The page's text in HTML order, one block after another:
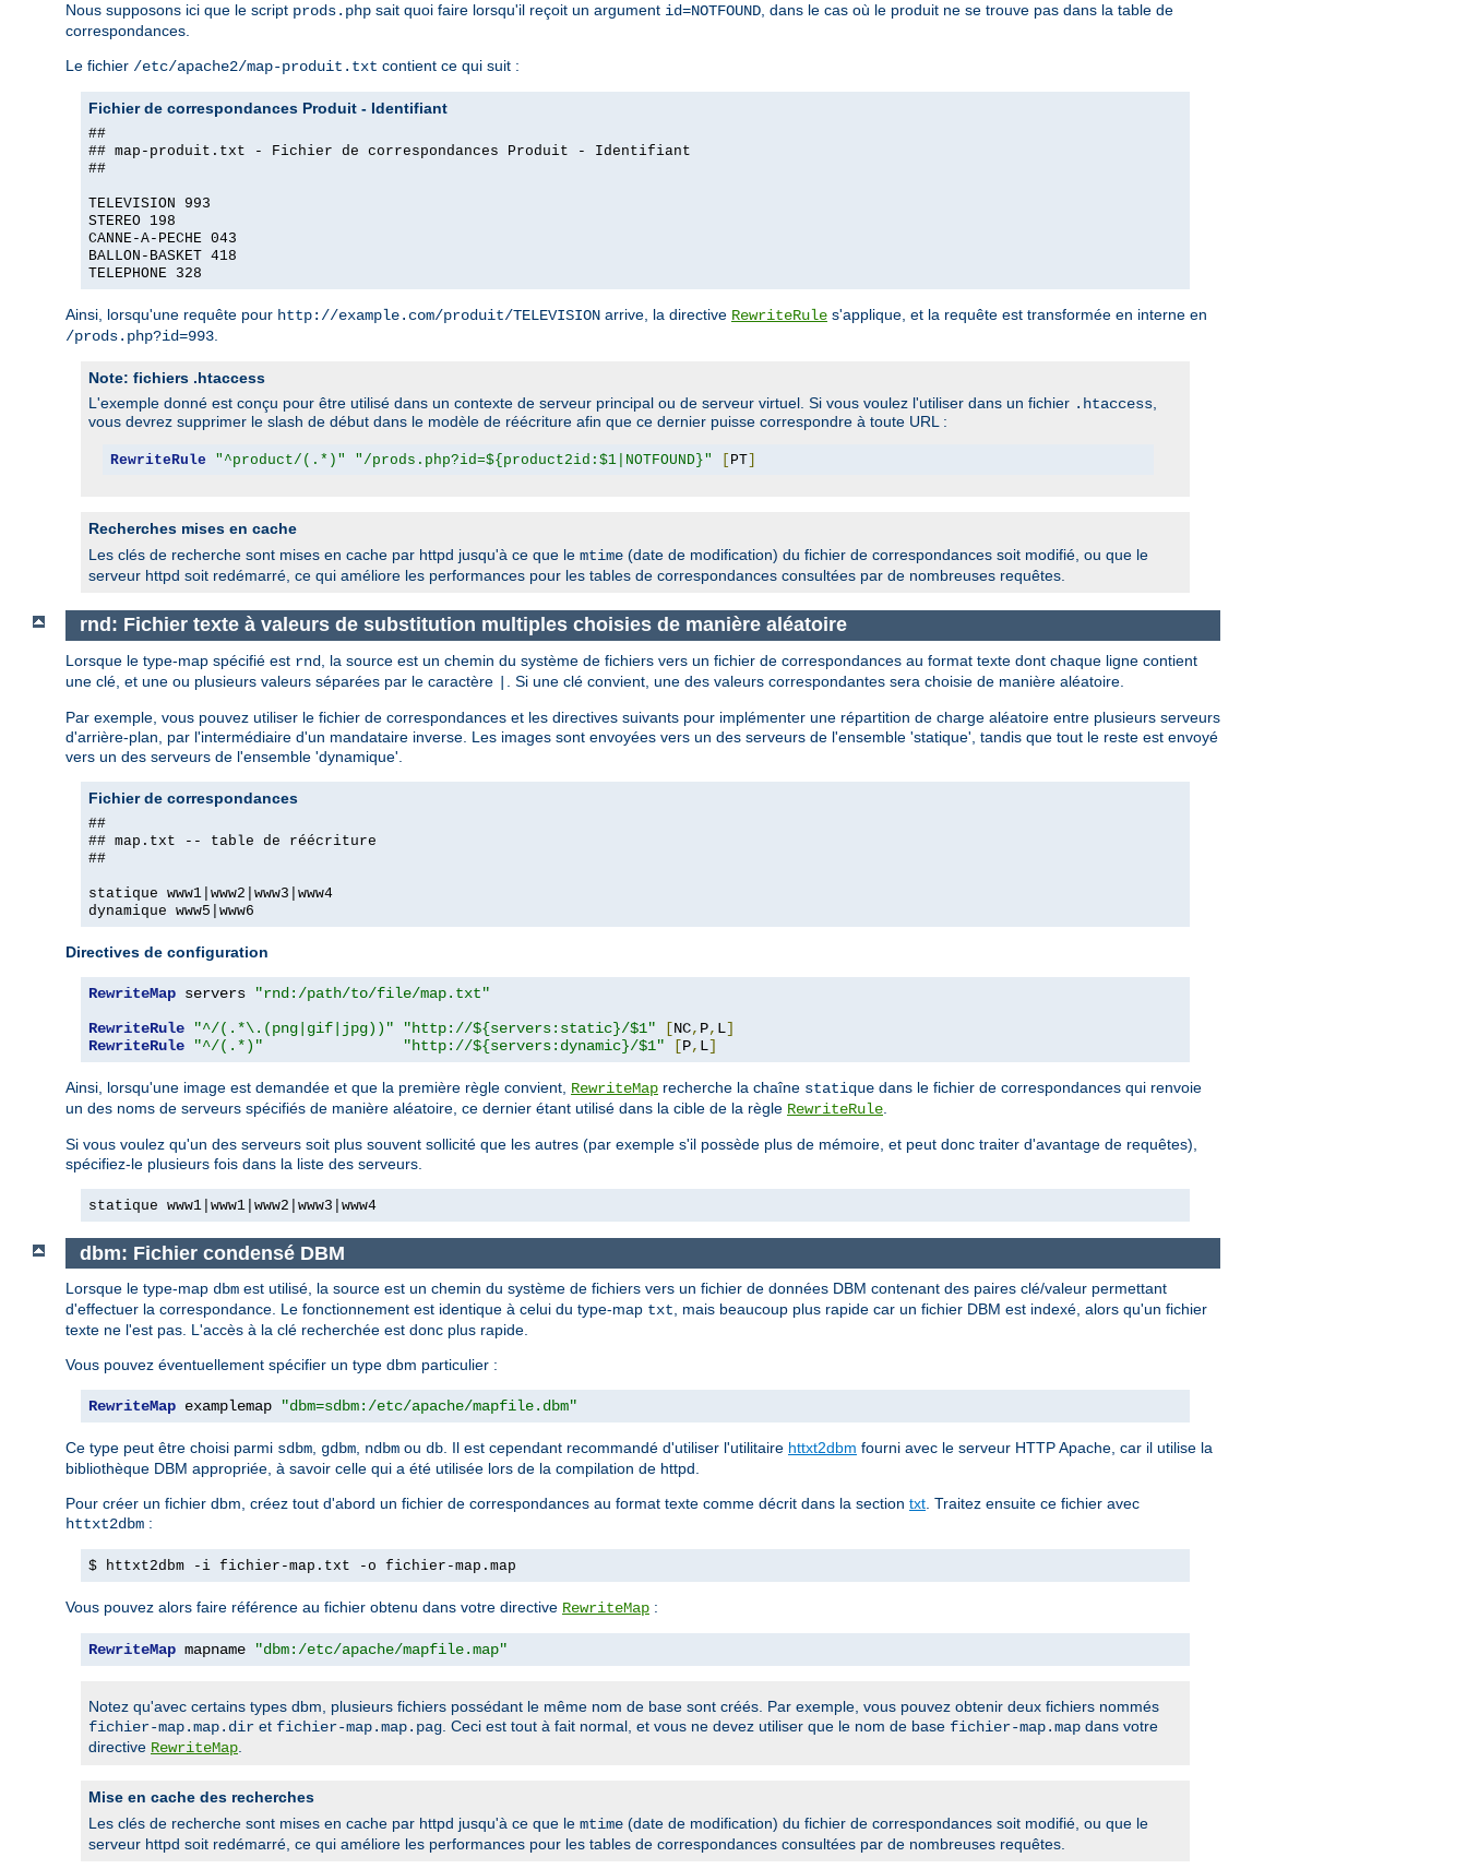
Nous supposons ici que le script prods.php sait quoi faire lorsqu'il reçoit un argument id=NOTFOUND, dans le cas où le produit ne se trouve pas dans la table de
correspondances.
Le fichier /etc/apache2/map-produit.txt contient ce qui suit :
Fichier de correspondances Produit - Identifiant
##
## map-produit.txt - Fichier de correspondances Produit - Identifiant
##
TELEVISION 993
STEREO 198
CANNE-A-PECHE 043
BALLON-BASKET 418
TELEPHONE 328
Ainsi, lorsqu'une requête pour http://example.com/produit/TELEVISION arrive, la directive RewriteRule s'applique, et la requête est transformée en interne en
/prods.php?id=993.
Note: fichiers .htaccess
L'exemple donné est conçu pour être utilisé dans un contexte de serveur principal ou de serveur virtuel. Si vous voulez l'utiliser dans un fichier .htaccess,
vous devrez supprimer le slash de début dans le modèle de réécriture afin que ce dernier puisse correspondre à toute URL :
RewriteRule "^product/(.*)" "/prods.php?id=${product2id:$1|NOTFOUND}" PT]
Recherches mises en cache
Les clés de recherche sont mises en cache par httpd jusqu'à ce que le mtime (date de modification) du fichier de correspondances soit modifié, ou que le
serveur httpd soit redémarré, ce qui améliore les performances pour les tables de correspondances consultées par de nombreuses requêtes.
rnd: Fichier texte à valeurs de substitution multiples choisies de manière aléatoire
Lorsque le type-map spécifié est rnd
, la source est un chemin du système de fichiers vers un fichier de correspondances au format texte dont chaque ligne contient
une clé, et une ou plusieurs valeurs séparées par le caractère
. Si une clé convient, une des valeurs correspondantes sera choisie de manière aléatoire.
Par exemple, vous pouvez utiliser le fichier de correspondances et les directives suivants pour implémenter une répartition de charge aléatoire entre plusieurs serveurs
d'arrière-plan, par l'intermédiaire d'un mandataire inverse. Les images sont envoyées vers un des serveurs de l'ensemble 'statique', tandis que tout le reste est envoyé
vers un des serveurs de l'ensemble 'dynamique'.
Fichier de correspondances
##
## map.txt -- table de réécriture
##
statique www1|www2|www3|www4
dynamique www5|www6
Directives de configuration
RewriteMap servers
"rnd:/path/to/file/map.txt"
RewriteRule
"^/(.*\.(png|gif|jpg))" "http://${servers:static}/$1" [NC, P, L]
RewriteRule
"^/(.*)" "http://${servers:dynamic}/$1" [P, L]
Ainsi, lorsqu'une image est demandée et que la première règle convient, RewriteMap recherche la chaîne statique dans le fichier de correspondances qui renvoie
un des noms de serveurs spécifiés de manière aléatoire, ce dernier étant utilisé dans la cible de la règle RewriteRule
Si vous voulez qu'un des serveurs soit plus souvent sollicité que les autres (par exemple s'il possède plus de mémoire, et peut donc traiter d'avantage de requêtes),
spécifiez-le plusieurs fois dans la liste des serveurs.
statique www1|www1|www2|www3|www4
dbm: Fichier condensé DBM
Lorsque le type-map dbm est utilisé, la source est un chemin du système de fichiers vers un fichier de données DBM contenant des paires clé/valeur permettant
d'effectuer la correspondance. Le fonctionnement est identique à celui du type-map txt, mais beaucoup plus rapide car un fichier DBM est indexé, alors qu'un fichier
texte ne l'est pas. L'accès à la clé recherchée est donc plus rapide.
Vous pouvez éventuellement spécifier un type dbm particulier :
RewriteMap examplemap "dbm=sdbm:/etc/apache/mapfile.dbm"
Ce type peut être choisi parmi sdbm, gdbm, ndbm ou db. Il est cependant recommandé d'utiliser l'utilitaire httxt2dbm fourni avec le serveur HTTP Apache, car il utilise la
bibliothèque DBM appropriée, à savoir celle qui a été utilisée lors de la compilation de httpd.
Pour créer un fichier dbm, créez tout d'abord un fichier de correspondances au format texte comme décrit dans la section txt. Traitez ensuite ce fichier avec
httxt2dbm :
$ httxt2dbm -i fichier-map.txt -o fichier-map.map
Vous pouvez alors faire référence au fichier obtenu dans votre directive RewriteMap :
RewriteMap mapname "dbm:/etc/apache/mapfile.map"
Notez qu'avec certains types dbm, plusieurs fichiers possédant le même nom de base sont créés. Par exemple, vous pouvez obtenir deux fichiers nommés
fichier-map.map.dir et fichier-map.map.pag. Ceci est tout à fait normal, et vous ne devez utiliser que le nom de base fichier-map.map dans votre
directive RewriteMap.
Mise en cache des recherches
Les clés de recherche sont mises en cache par httpd jusqu'à ce que le mtime (date de modification) du fichier de correspondances soit modifié, ou que le
serveur httpd soit redémarré, ce qui améliore les performances pour les tables de correspondances consultées par de nombreuses requêtes.